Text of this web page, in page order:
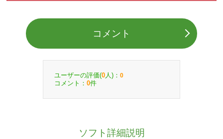
コメント
ユーザーの評価(0 人)： 0
コメント： 0件
ソフト詳細説明